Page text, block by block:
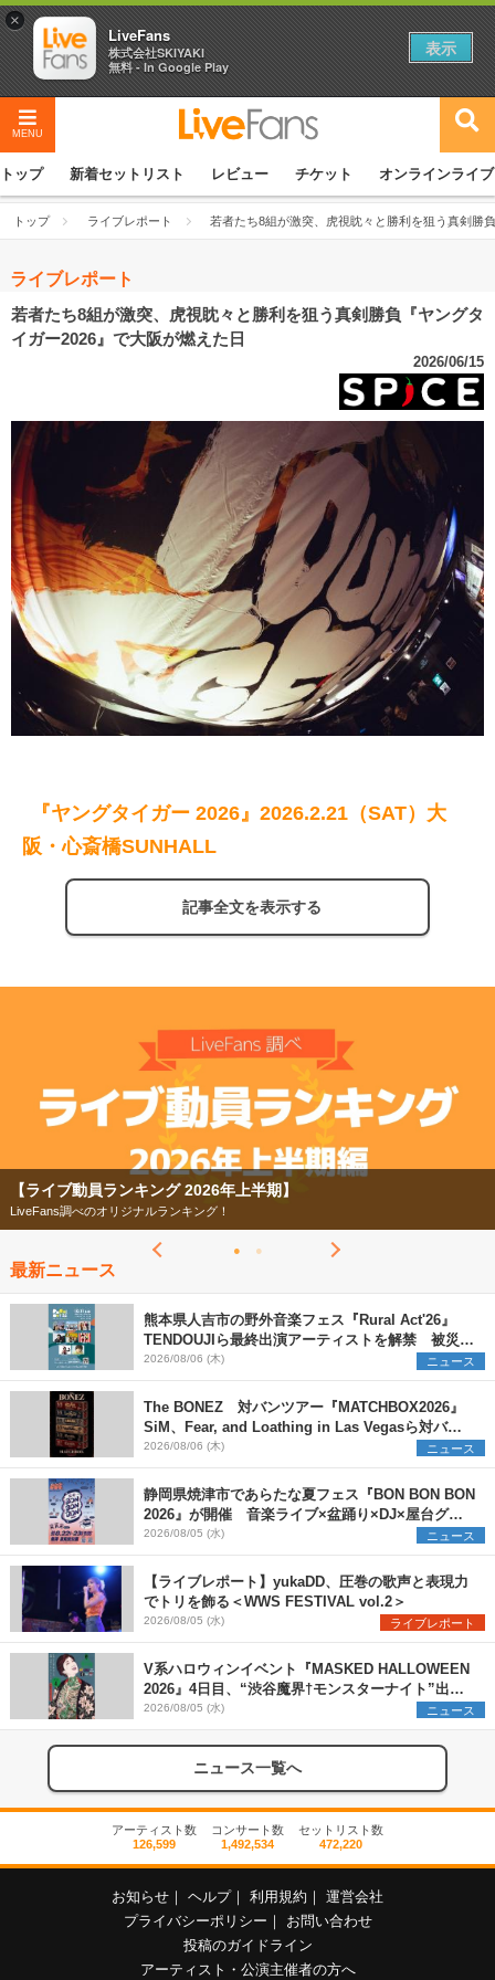
MENU
トップ 新着セットリスト レビュー チケット オンラインライブ
トップ ライブレポート 若者たち8組が激突、虎視眈々と勝利を狙う真剣勝
ライブレポート
若者たち8組が激突、虎視眈々と勝利を狙う真剣勝負『ヤングタ
イガー2026』で大阪が燃えた日
2026/06/15
『ヤングタイガー 2026』2026.2.21（SAT）大
阪・心斎橋SUNHALL
記事全文を表示する
【ライブ動員ランキング 2026年上半期】
LiveFans調べのオリジナルランキング！
最新ニュース
熊本県人吉市の野外音楽フェス『Rural Act'26』
TENDOUJIら最終出演アーティストを解禁 被災地
支援プロジェクトの始動も発表
2026/08/06 (木) ニュース
The BONEZ 対バンツアー『MATCHBOX2026』
SiM、Fear, and Loathing in Las Vegasら対バン
アーティストを一斉解禁
2026/08/06 (木) ニュース
静岡県焼津市であらたな夏フェス『BON BON BON
2026』が開催 音楽ライブ×盆踊り×DJ×屋台グル
メ×ランタンナイトで彩る2日間
2026/08/05 (水) ニュース
【ライブレポート】yukaDD、圧巻の歌声と表現力
でトリを飾る＜WWS FESTIVAL vol.2＞
2026/08/05 (水) ライブレポート
V系ハロウィンイベント『MASKED HALLOWEEN
2026』4日目、“渋谷魔界†モンスターナイト”出演6
組を発表
2026/08/05 (水) ニュース
ニュース一覧へ
アーティスト数
126,599
コンサート数
1,492,534
セットリスト数
472,220
お知らせ ｜ ヘルプ｜ 利用規約 ｜ 運営会社
プライバシーポリシー ｜
お問い合わせ
投稿のガイドライン
アーティスト・公演主催者の方へ
×
LiveFans
株式会社SKIYAKI
無料 - In Google Play
表示